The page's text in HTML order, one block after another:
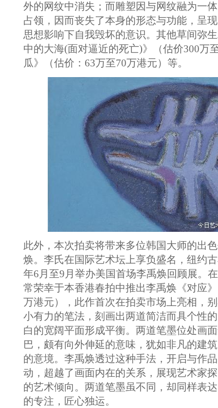
外的网纹中消失；而雕塑因与网纹融为一
占领，因而丧失了本身的形态与功能，呈
思想影响下自我毁坏的意识。其他草间弥
中的大海(面对逼近的死亡)》（估价300万
瓜》（估价：63万至70万港元）等。
此外，本次拍卖将带来多位韩国大师的出
焕。李氏在国际艺术坛上享负盛名，纽约
年6月至9月举办美国首场李禹焕回顾展。
常荣幸于本香港春拍中推出李禹焕《对应
万港元），此作首次在拍卖市场上亮相，
小有力的笔法，刻画出两道简洁而具个性
白的宽阔平面形成平衡。两道笔墨位处画
巴，颇有向外伸延的意味，犹如非凡的建
的意境。李禹焕透过这种手法，开启与作
动，超越了画面内在的关系，展现艺术家
的艺术倾向。两道笔墨虽不同，却同样表
的专注，匠心独运。